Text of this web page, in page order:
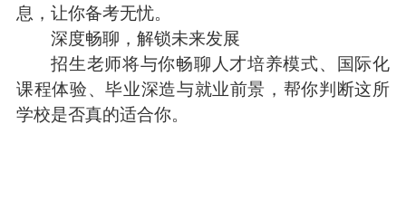
息，让你备考无忧。
深度畅聊，解锁未来发展
招生老师将与你畅聊人才培养模式、国际化
课程体验、毕业深造与就业前景，帮你判断这所
学校是否真的适合你。